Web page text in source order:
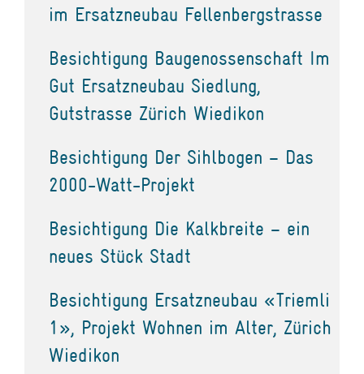
im Ersatzneubau Fellenbergstrasse
Besichtigung Baugenossenschaft Im
Gut Ersatzneubau Siedlung,
Gutstrasse Zürich Wiedikon
Besichtigung Der Sihlbogen – Das
2000-Watt-Projekt
Besichtigung Die Kalkbreite – ein
neues Stück Stadt
Besichtigung Ersatzneubau «Triemli
1», Projekt Wohnen im Alter, Zürich
Wiedikon